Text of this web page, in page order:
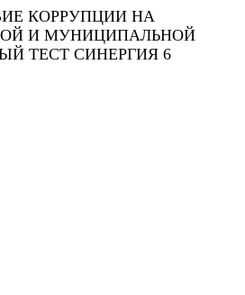
КОРРУПЦИИ НА
И МУНИЦИПАЛЬНОЙ
ТЕСТ СИНЕРГИЯ 6